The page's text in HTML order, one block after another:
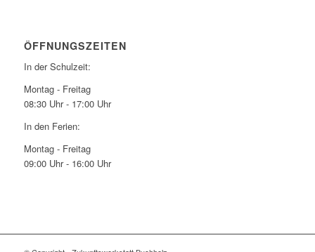
ÖFFNUNGSZEITEN
In der Schulzeit:
Montag - Freitag
08:30 Uhr - 17:00 Uhr
In den Ferien:
Montag - Freitag
09:00 Uhr - 16:00 Uhr